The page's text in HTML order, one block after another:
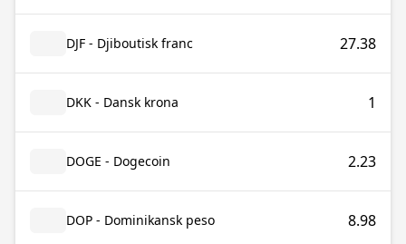
DJF - Djiboutisk franc 27.38
DKK - Dansk krona 1
DOGE - Dogecoin 2.23
DOP - Dominikansk peso 8.98